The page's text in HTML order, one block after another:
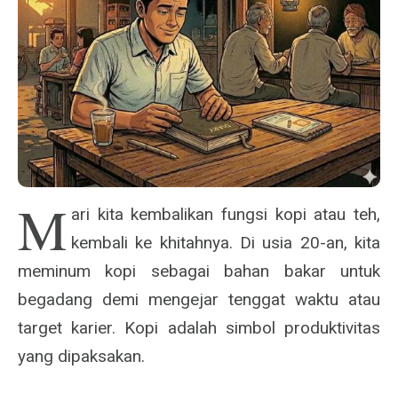
M ari kita kembalikan fungsi kopi atau teh,
kembali ke khitahnya. Di usia 20-an, kita
meminum kopi sebagai bahan bakar untuk
begadang demi mengejar tenggat waktu atau
target karier. Kopi adalah simbol produktivitas
yang dipaksakan.